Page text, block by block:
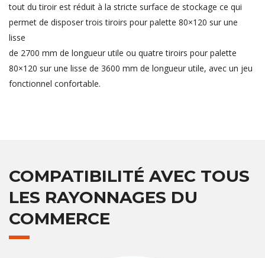
tout du tiroir est réduit à la stricte surface de stockage ce qui
permet de disposer trois tiroirs pour palette 80×120 sur une
lisse
de 2700 mm de longueur utile ou quatre tiroirs pour palette
80×120 sur une lisse de 3600 mm de longueur utile, avec un jeu
fonctionnel confortable.
COMPATIBILITÉ AVEC TOUS
LES RAYONNAGES DU
COMMERCE